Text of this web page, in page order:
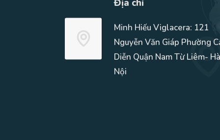
Địa chỉ
Minh Hiếu Viglacera: 121
Nguyễn Văn Giáp Phường
Diễn Quận Nam Từ Liêm- Hà
Nội